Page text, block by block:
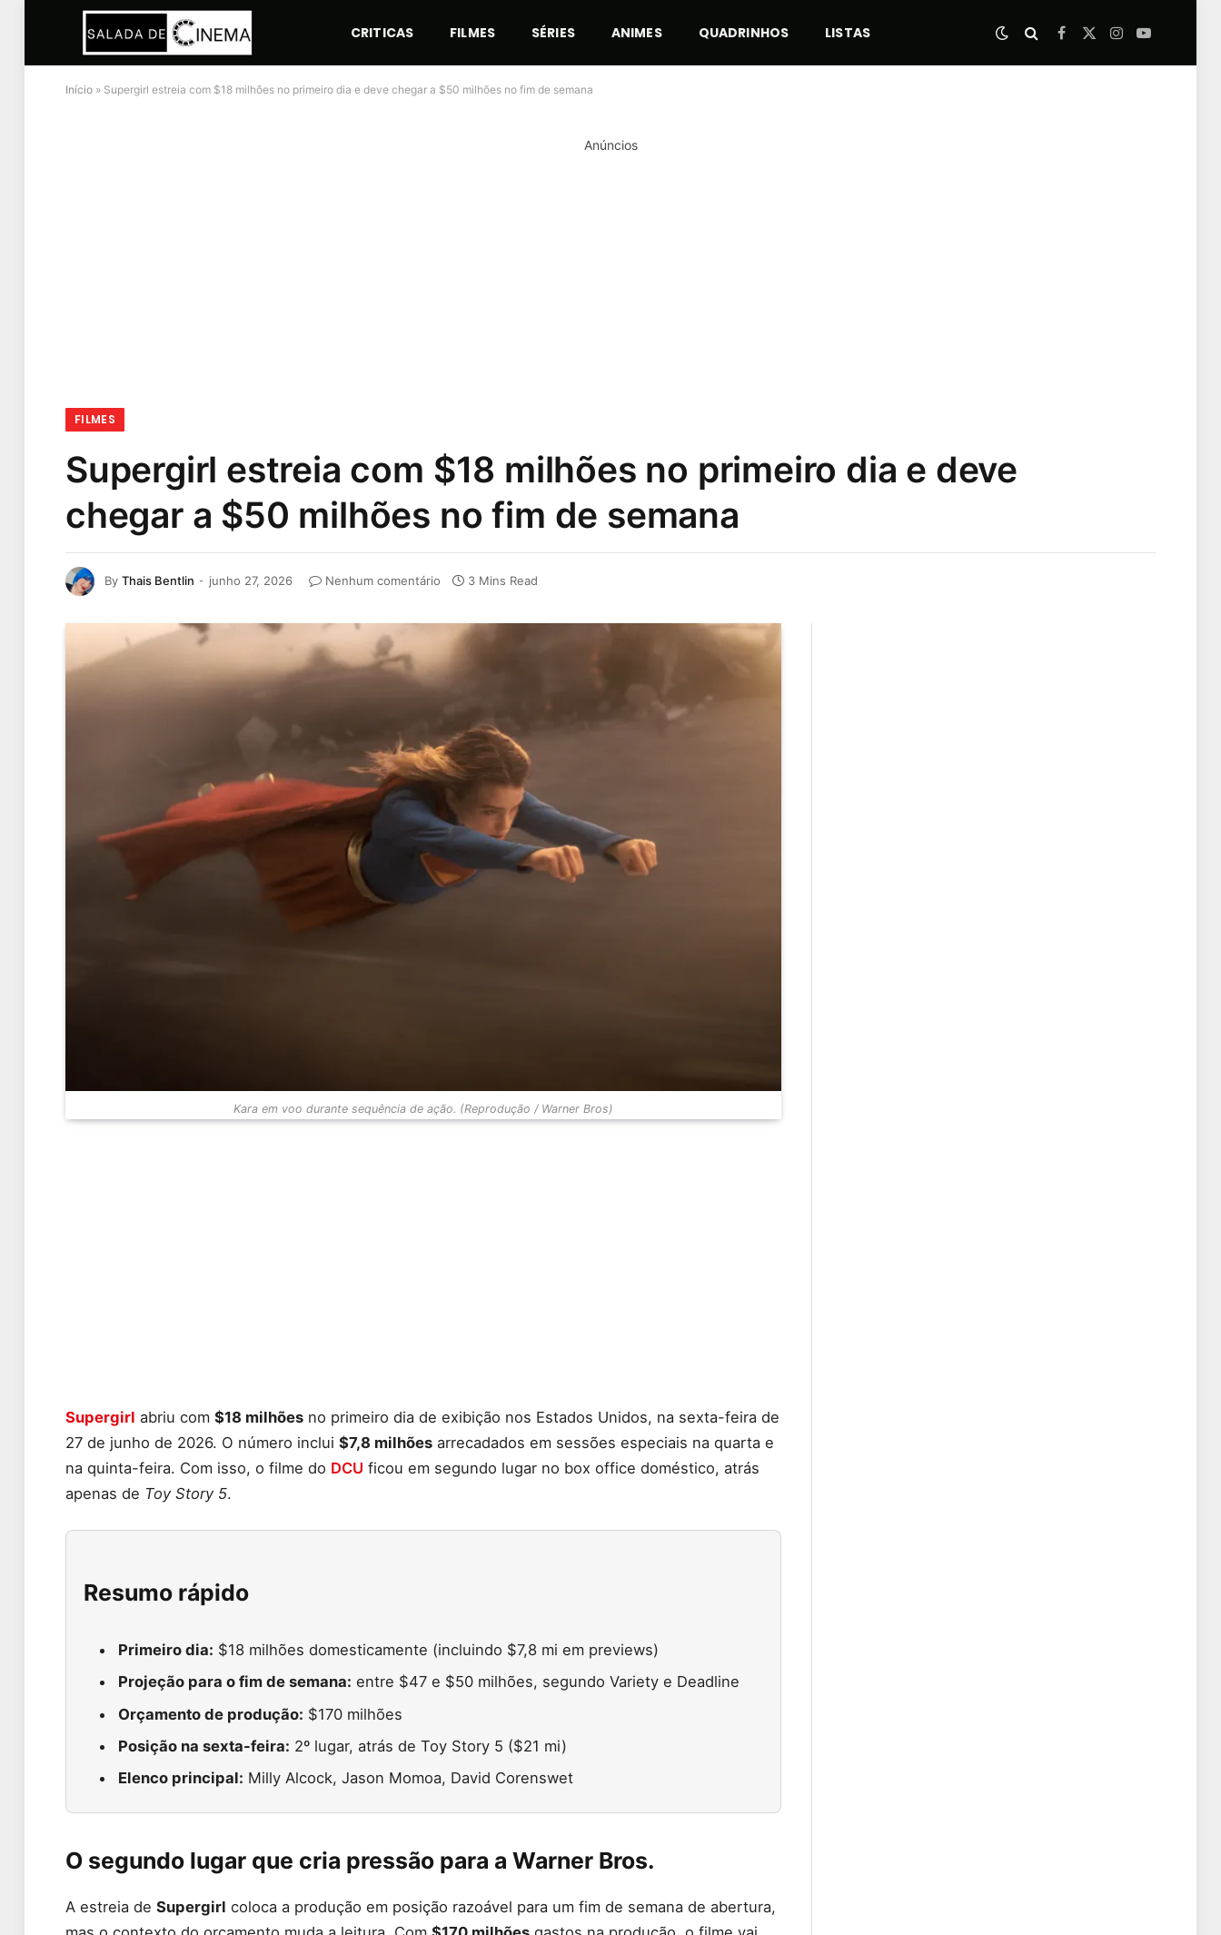
CRITICAS FILMES SÉRIES ANIMES QUADRINHOS LISTAS Facebook
X
Instagram
YouTube
Início » Supergirl estreia com $18 milhões no primeiro dia e deve chegar a $50 milhões no fim de semana
Anúncios
FILMES
Supergirl estreia com $18 milhões no primeiro dia e deve
chegar a $50 milhões no fim de semana
By Thais Bentlin junho 27, 2026 Nenhum comentário 3 Mins Read
Kara em voo durante sequência de ação. (Reprodução / Warner Bros)
Supergirl abriu com $18 milhões no primeiro dia de exibição nos Estados Unidos, na sexta-feira de
27 de junho de 2026. O número inclui $7,8 milhões arrecadados em sessões especiais na quarta e
na quinta-feira. Com isso, o filme do DCU ficou em segundo lugar no box office doméstico, atrás
apenas de Toy Story 5.
Resumo rápido
Primeiro dia: $18 milhões domesticamente (incluindo $7,8 mi em previews)
Projeção para o fim de semana: entre $47 e $50 milhões, segundo Variety e Deadline
Orçamento de produção: $170 milhões
Posição na sexta-feira: 2º lugar, atrás de Toy Story 5 ($21 mi)
Elenco principal: Milly Alcock, Jason Momoa, David Corenswet
O segundo lugar que cria pressão para a Warner Bros.
A estreia de Supergirl coloca a produção em posição razoável para um fim de semana de abertura,